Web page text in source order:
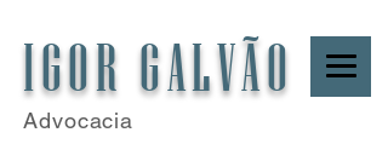
IGOR GALVÃO
Advocacia